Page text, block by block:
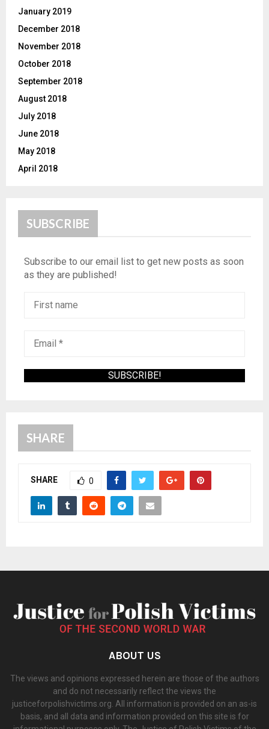
January 2019
December 2018
November 2018
October 2018
September 2018
August 2018
July 2018
June 2018
May 2018
April 2018
SUBSCRIBE
Subscribe to our email list to get new posts as soon
as they are published!
SHARE
SHARE 0
ABOUT US
The views and opinions expressed herein are those of the authors
and do not necessarily reflect the views the
justiceforpolishvictims.org. All information is provided on an as-is
basis, and all data and information provided on this site is for